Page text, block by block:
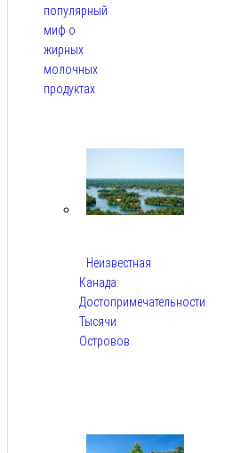
популярный
миф о
жирных
молочных
продуктах
Неизвестная
Канада:
Достопримечательности
Тысячи
Островов